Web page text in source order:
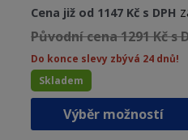
Cena již od 1147 Kč s DPH
Původní cena 1291 Kč s
Do konce slevy zbývá 24 dnů!
Skladem
Výběr možností